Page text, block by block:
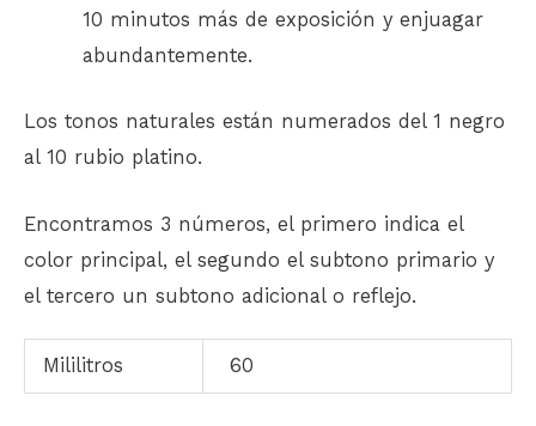
10 minutos más de exposición y enjuagar
abundantemente.
Los tonos naturales están numerados del 1 negro
al 10 rubio platino.
Encontramos 3 números, el primero indica el
color principal, el segundo el subtono primario y
el tercero un subtono adicional o reflejo.
Mililitros 60